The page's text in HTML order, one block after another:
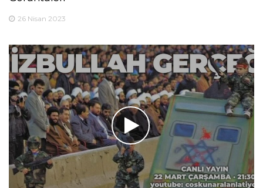
26 Nisan 2023